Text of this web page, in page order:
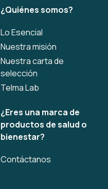
¿Quiénes somos?
Lo Esencial
Nuestra misión
Nuestra carta de
selección
Telma Lab
¿Eres una marca de
productos de salud o
bienestar?
Contáctanos